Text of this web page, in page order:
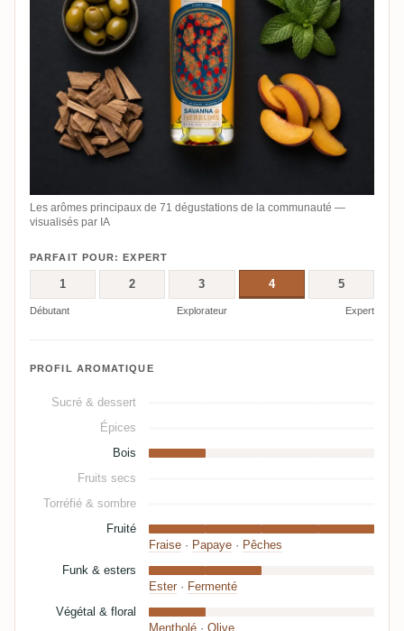
Les arômes principaux de 71 dégustations de la communauté —
visualisés par IA
PARFAIT POUR: EXPERT
1 2 3 4 5
Débutant Explorateur Expert
PROFIL AROMATIQUE
Sucré & dessert
Épices
Bois
Fruits secs
Torréfié & sombre
Fruité
Fraise · Papaye · Pêches
Funk & esters
Ester · Fermenté
Végétal & floral
Mentholé · Olive